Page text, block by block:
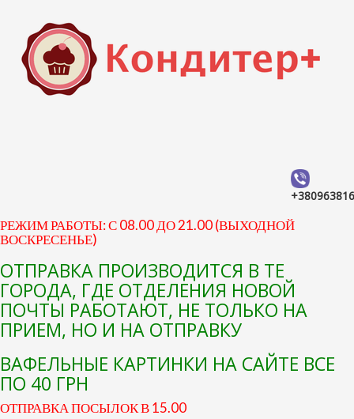
РЕЖИМ РАБОТЫ: С 08.00 ДО 21.00 (ВЫХОДНОЙ
ВОСКРЕСЕНЬЕ)
ОТПРАВКА ПРОИЗВОДИТСЯ В ТЕ
ГОРОДА, ГДЕ ОТДЕЛЕНИЯ НОВОЙ
ПОЧТЫ РАБОТАЮТ, НЕ ТОЛЬКО НА
ПРИЕМ, НО И НА ОТПРАВКУ
ВАФЕЛЬНЫЕ КАРТИНКИ НА САЙТЕ ВСЕ
ПО 40 ГРН
ОТПРАВКА ПОСЫЛОК В 15.00